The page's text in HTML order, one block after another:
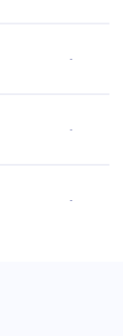
-
-
-